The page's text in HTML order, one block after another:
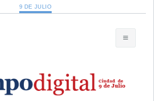
9 DE JULIO